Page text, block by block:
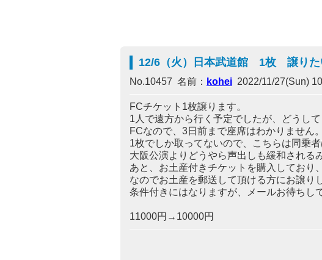
12/6（火）日本武道館 1枚 譲りた
No.10457 名前： kohei 2022/11/27(Sun)
FCチケット1枚譲ります。
1人で遠方から行く予定でしたが、どうし
FCなので、3日前まで座席はわかりません。
1枚でしか取ってないので、こちらは同乗者
大阪公演よりどうやら声出しも緩和される
あと、お土産付きチケットを購入しており
なのでお土産を郵送して頂ける方にお譲り
条件付きにはなりますが、メールお待ちし
11000円→10000円